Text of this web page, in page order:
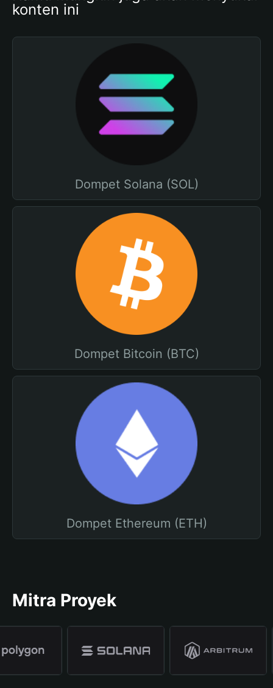
konten ini
Dompet Solana (SOL)
Dompet Bitcoin (BTC)
Dompet Ethereum (ETH)
Mitra Proyek